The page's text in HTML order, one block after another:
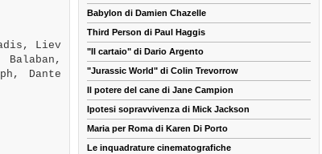
Liev
Dante
Babylon di Damien Chazelle
Third Person di Paul Haggis
"Il cartaio" di Dario Argento
"Jurassic World" di Colin Trevorrow
Il potere del cane di Jane Campion
Ipotesi sopravvivenza di Mick Jackson
Maria per Roma di Karen Di Porto
Le inquadrature cinematografiche